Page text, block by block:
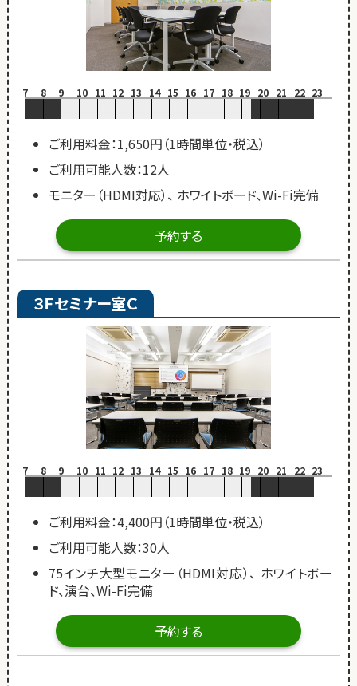
7 8 9 10 11 12 13 14 15 16 17 18 19 20 21 22 23
ご利用料金：1,650円（1時間単位・税込）
ご利用可能人数：12人
モニター（HDMI対応）、 ホワイトボード、Wi-Fi完備
予約する
３Ｆセミナー室Ｃ
7 8 9 10 11 12 13 14 15 16 17 18 19 20 21 22 23
ご利用料金：4,400円（1時間単位・税込）
ご利用可能人数：30人
75インチ大型モニター（HDMI対応）、 ホワイトボー
ド、演台、Wi-Fi完備
予約する